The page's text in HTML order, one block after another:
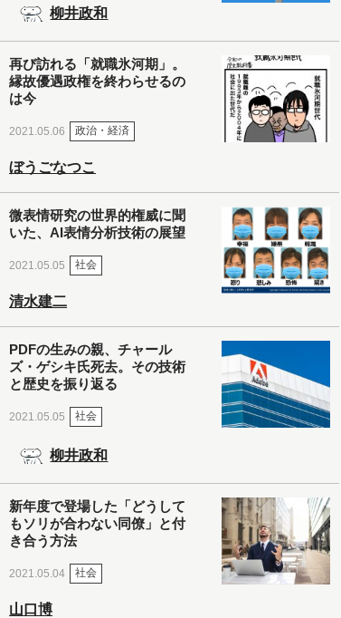
柳井政和
再び訪れる「就職氷河期」。
縁故優遇政権を終わらせるの
は今
2021.05.06 政治・経済
ぼうごなつこ
微表情研究の世界的権威に聞
いた、AI表情分析技術の展望
2021.05.05 社会
清水建二
PDFの生みの親、チャール
ズ・ゲシキ氏死去。その技術
と歴史を振り返る
2021.05.05 社会
柳井政和
新年度で登場した「どうして
もソリが合わない同僚」と付
き合う方法
2021.05.04 社会
山口博